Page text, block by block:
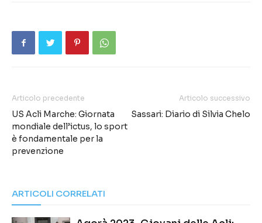
Articolo precedente
US Acli Marche: Giornata
mondiale dell’ictus, lo sport
è fondamentale per la
prevenzione
Articolo successivo
Sassari: Diario di Silvia Chelo
ARTICOLI CORRELATI